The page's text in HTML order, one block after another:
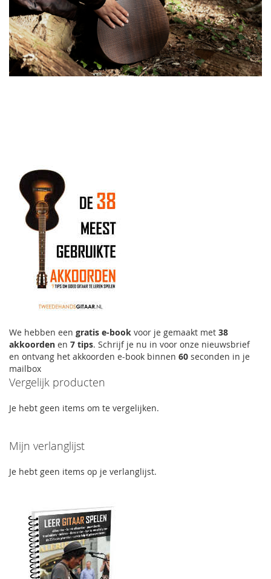
We hebben een gratis e-book voor je gemaakt met 38
akkoorden en 7 tips. Schrijf je nu in voor onze nieuwsbrief
en ontvang het akkoorden e-book binnen 60 seconden in je
mailbox
Vergelijk producten
Je hebt geen items om te vergelijken.
Mijn verlanglijst
Je hebt geen items op je verlanglijst.